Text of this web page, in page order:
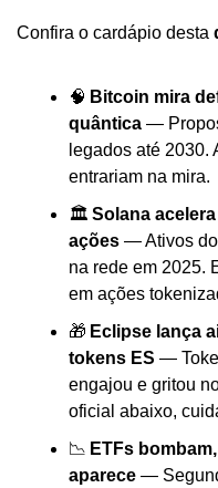
Confira o cardápio desta
🧠 Bitcoin mira
quântica —
legados até 2030.
entrariam na mira.
🏛 Solana
ações — Ativos do
na rede em 2025.
em ações
🎁 Eclipse lança
tokens ES —
engajou e gritou
oficial abaixo,
📉 ETFs
aparece —